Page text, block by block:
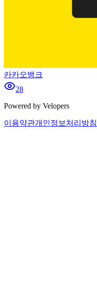
카카오뱅크
28
Powered by Velopers
이용약관개인정보처리방침